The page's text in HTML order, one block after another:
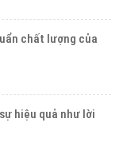
chất lượng của
hiệu quả như lời